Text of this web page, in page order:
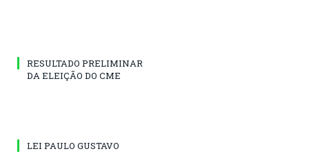
RESULTADO PRELIMINAR
DA ELEIÇÃO DO CME
LEI PAULO GUSTAVO